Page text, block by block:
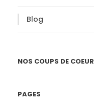
Blog
NOS COUPS DE COEUR
PAGES